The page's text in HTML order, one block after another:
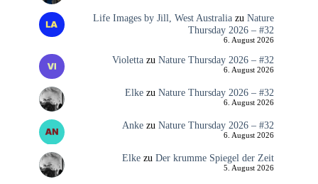
Life Images by Jill, West Australiazu Nature
Thursday 2026 – #32
6. August 2026
Violettazu Nature Thursday 2026 – #32
6. August 2026
Elkezu Nature Thursday 2026 – #32
6. August 2026
Ankezu Nature Thursday 2026 – #32
6. August 2026
Elkezu Der krumme Spiegel der Zeit
5. August 2026